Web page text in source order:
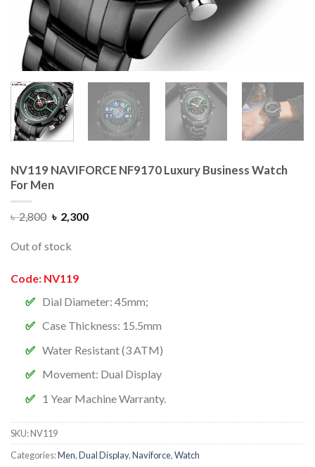
NV119 NAVIFORCE NF9170 Luxury Business Watch
For Men
৳2,800 ৳ 2,300
Out of stock
Code: NV119
Dial Diameter: 45mm;
Case Thickness: 15.5mm
Water Resistant (3 ATM)
Movement: Dual Display
1 Year Machine Warranty.
SKU:NV119
Categories:Men,Dual Display,Naviforce,Watch